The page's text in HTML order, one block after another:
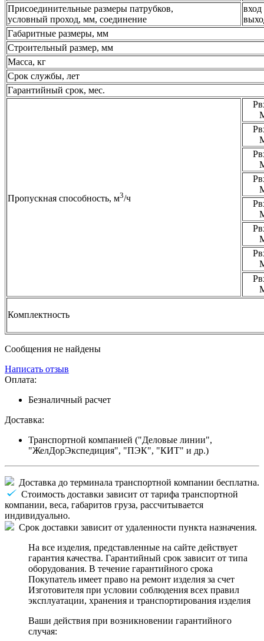
Присоединительные размеры патрубков,
условный проход, мм, соединение
вход
Габаритные размеры, мм
Строительный размер, мм
Масса, кг
Срок службы, лет
Гарантийный срок, мес.
Пропускная способность, м3/ч
Комплектность
Сообщения не найдены
Написать отзыв
Оплата:
Безналичный расчет
Доставка:
Транспортной компанией ("Деловые линии",
"ЖелДорЭкспедиция", "ПЭК", "КИТ" и др.)
Доставка до терминала транспортной компании бесплатна.
Стоимость доставки зависит от тарифа транспортной
компании, веса, габаритов груза, рассчитывается
индивидуально.
Срок доставки зависит от удаленности пункта назначения.
На все изделия, представленные на сайте действует
гарантия качества. Гарантийный срок зависит от типа
оборудования. В течение гарантийного срока
Покупатель имеет право на ремонт изделия за счет
Изготовителя при условии соблюдения всех правил
эксплуатации, хранения и транспортирования изделия
Ваши действия при возникновении гарантийного
случая: